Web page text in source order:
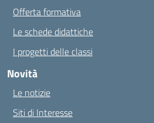
Offerta formativa
Le schede didattiche
I progetti delle classi
Novità
Le notizie
Siti di Interesse